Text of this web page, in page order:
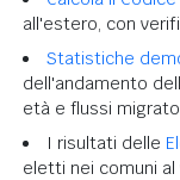
all'estero, con
Statistiche
dell'andamento
età e flussi
I risultati delle
eletti nei comuni al